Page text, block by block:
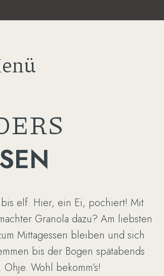
elf. Hier, ein Ei, pochiert! Mit
Granola dazu? Am liebsten
Mittagessen bleiben und sich
bis der Bogen spätabends
Wohl bekomm’s!